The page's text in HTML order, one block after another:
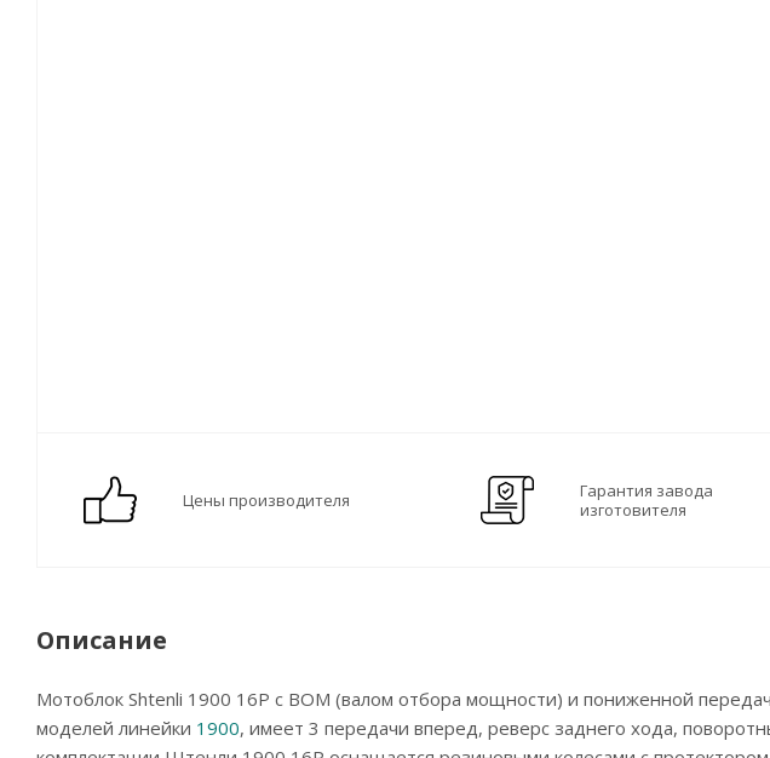
Цены производителя
Гарантия завода
изготовителя
Описание
Мотоблок Shtenli 1900 16P с ВОМ (валом отбора мощности) и пониженной
моделей линейки 1900, имеет 3 передачи вперед, реверс заднего хода,